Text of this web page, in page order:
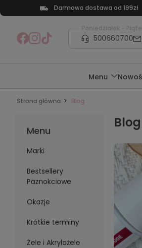
Darmowa dostawa od 199zł
Poniedziałek -
500660700
Menu
Strona główna Blog
Menu
Marki
Bestsellery
Paznokciowe
Okazje
Krótkie terminy
Żele i Akrylożele
Blog